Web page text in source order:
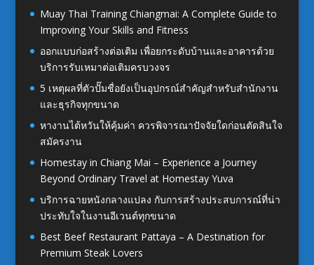
Muay Thai Training Chiangmai: A Complete Guide to
Improving Your Skills and Fitness
ออกแบบก่อสร้างต่อเติม เพื่อยกระดับบ้านและอาคารด้วย
บริการรับเหมาต่อเติมครบวงจร
5 เหตุผลที่ตัวปั๊มชื่อยังเป็นอุปกรณ์สำคัญสำหรับสำนักงาน
และธุรกิจทุกขนาด
หางานไต้หวันให้คุ้มค่า ควรพิจารณาปัจจัยใดก่อนตัดสินใจ
สมัครงาน
Homestay in Chiang Mai – Experience a Journey
Beyond Ordinary Travel at Homestay Yuva
บริการฉายหนังกลางแปลง กับการสร้างประสบการณ์ที่น่า
ประทับใจในงานอีเวนต์ทุกขนาด
Best Beef Restaurant Pattaya – A Destination for
Premium Steak Lovers